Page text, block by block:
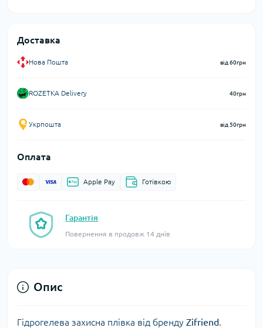
Доставка
Нова Пошта від 60грн
ROZETKA Delivery 40грн
Укрпошта від 50грн
Оплата
Apple Pay Готівкою
Гарантія
Повернення в продовж 14 днів
Опис
Гідрогелева захисна плівка від бренду Zifriend.